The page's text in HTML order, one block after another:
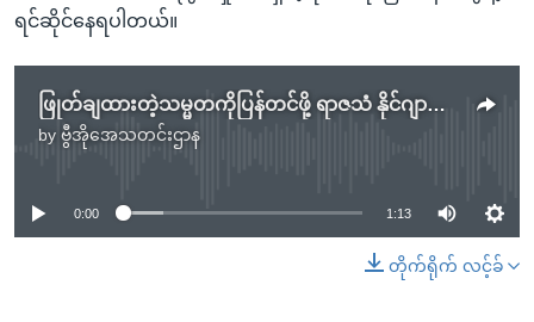
ရင်ဆိုင်နေရပါတယ်။
ဖြုတ်ချထားတဲ့သမ္မတကိုပြန်တင်ဖို့ ရာဇသံ နိုင်ဂျာစစ်တပ် ဘယ်လိုတုံ့ပြန်မလဲ
by ဗွီအိုအေသတင်းဌာန
No media source currently available
0:00 1:13
တိုက်ရိုက် လင့်ခ်